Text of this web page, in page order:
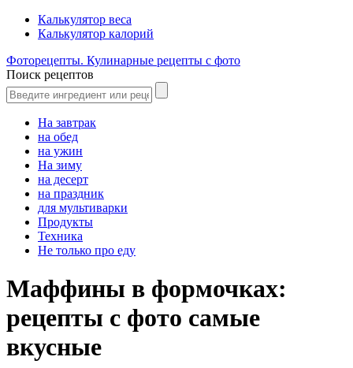
Калькулятор веса
Калькулятор калорий
Фоторецепты. Кулинарные рецепты с фото
Поиск рецептов
На завтрак
на обед
на ужин
На зиму
на десерт
на праздник
для мультиварки
Продукты
Техника
Не только про еду
Маффины в формочках:
рецепты с фото самые
вкусные